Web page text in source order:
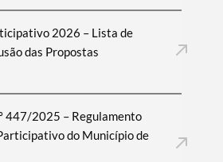
2026 – Lista de
das Propostas
447/2025 – Regulamento
do Município de